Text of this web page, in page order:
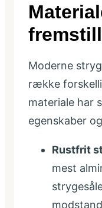
Moderne
række
materiale har
egenskaber
Rustfrit
mest